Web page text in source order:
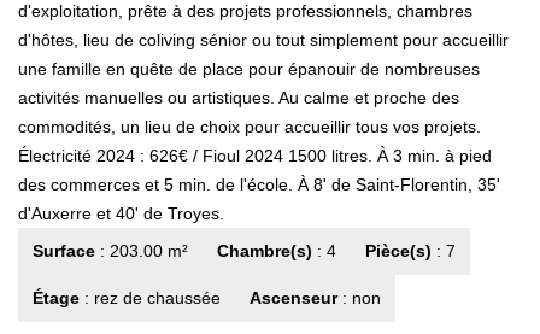
d'exploitation, prête à des projets professionnels, chambres
d'hôtes, lieu de coliving sénior ou tout simplement pour accueillir
une famille en quête de place pour épanouir de nombreuses
activités manuelles ou artistiques. Au calme et proche des
commodités, un lieu de choix pour accueillir tous vos projets.
Électricité 2024 : 626€ / Fioul 2024 1500 litres. À 3 min. à pied
des commerces et 5 min. de l'école. À 8' de Saint-Florentin, 35'
d'Auxerre et 40' de Troyes.
Surface : 203.00 m² Chambre(s) : 4 Pièce(s) : 7
Étage : rez de chaussée Ascenseur: non